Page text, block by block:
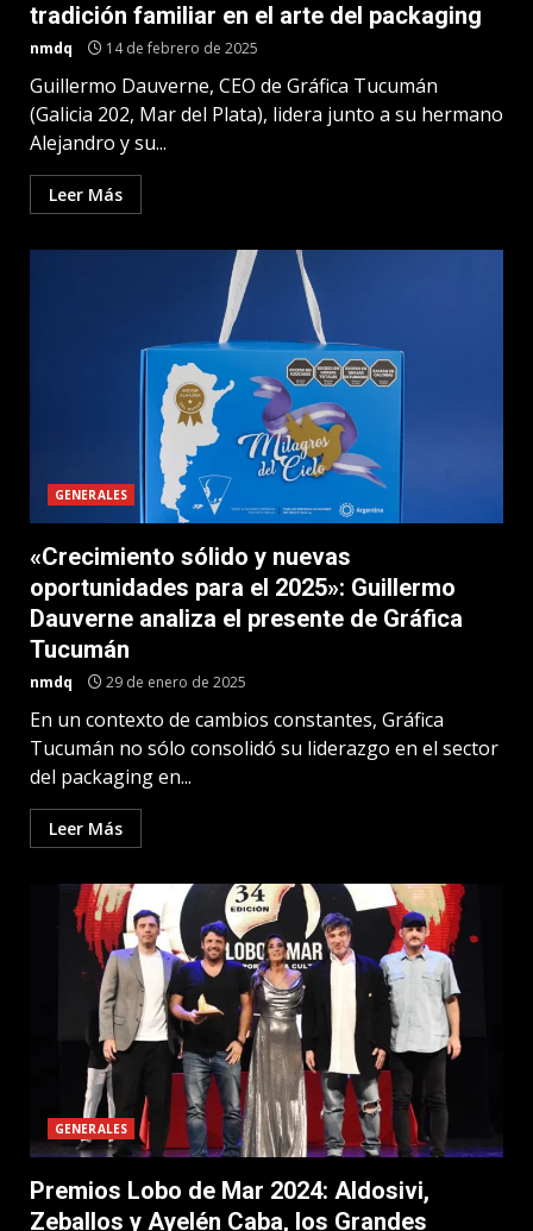
tradición familiar en el arte del packaging
nmdq 14 de febrero de 2025
Guillermo Dauverne, CEO de Gráfica Tucumán
(Galicia 202, Mar del Plata), lidera junto a su hermano
Alejandro y su...
Leer Más
GENERALES
«Crecimiento sólido y nuevas
oportunidades para el 2025»: Guillermo
Dauverne analiza el presente de Gráfica
Tucumán
nmdq 29 de enero de 2025
En un contexto de cambios constantes, Gráfica
Tucumán no sólo consolidó su liderazgo en el sector
del packaging en...
Leer Más
GENERALES
Premios Lobo de Mar 2024: Aldosivi,
Zeballos y Ayelén Caba, los Grandes